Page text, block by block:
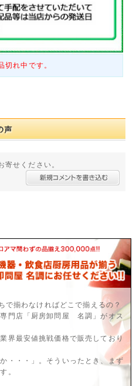
切れ中です。
寄せください。
で揃わなければどこで揃えるの？
門店「厨房卸問屋 名調」がオス
界最安値挑戦価格で販売しており
・・・」。そういったとき、まず
。